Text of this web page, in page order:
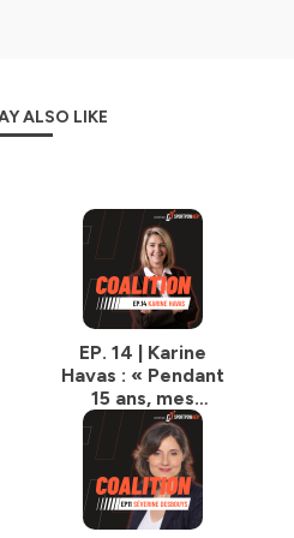
ALSO LIKE
EP. 14 | Karine
Havas : « Pendant
15 ans, mes
collaborateurs ne
savaient pas que
j'avais été sportive
de haut niveau »